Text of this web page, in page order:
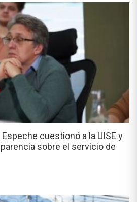
Espeche cuestionó a la UISE y
sobre el servicio de